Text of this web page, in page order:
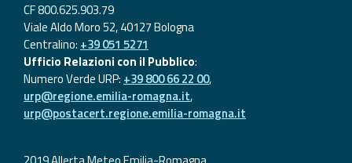
CF 800.625.903.79
Viale Aldo Moro 52, 40127 Bologna
Centralino: +39 051 5271
Ufficio Relazioni con il Pubblico:
Numero Verde URP: +39 800 66 22 00,
urp@regione.emilia-romagna.it,
urp@postacert.regione.emilia-romagna.it